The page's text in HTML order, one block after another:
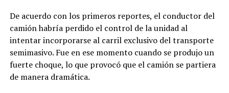
De acuerdo con los primeros reportes, el conductor del
camión habría perdido el control de la unidad al
intentar incorporarse al carril exclusivo del transporte
semimasivo. Fue en ese momento cuando se produjo un
fuerte choque, lo que provocó que el camión se partiera
de manera dramática.